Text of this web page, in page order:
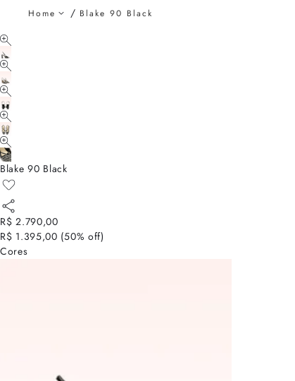
Home Blake 90 Black
Blake 90 Black
R$ 2.790,00
R$ 1.395,00 (50% off)
Cores